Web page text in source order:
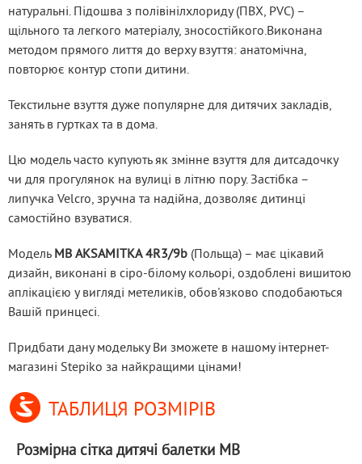
натуральні. Підошва з полівінілхлориду (ПВХ, PVC) –
щільного та легкого матеріалу, зносостійкого.Виконана
методом прямого лиття до верху взуття: анатомічна,
повторює контур стопи дитини.
Текстильне взуття дуже популярне для дитячих закладів,
занять в гуртках та в дома.
Цю модель часто купують як змінне взуття для дитсадочку
чи для прогулянок на вулиці в літню пору. Застібка –
липучка Velcro, зручна та надійна, дозволяє дитинці
самостійно взуватися.
Модель MB AKSAMITKA 4R3/9b (Польща) – має цікавий
дизайн, виконані в cіро-білому кольорі, оздоблені вишитою
аплікацією у вигляді метеликів, обов'язково сподобаються
Вашій принцесі.
Придбати дану модельку Ви зможете в нашому інтернет-
магазині Stepiko за найкращими цінами!
ТАБЛИЦЯ РОЗМІРІВ
Розмірна сітка дитячі балетки MB